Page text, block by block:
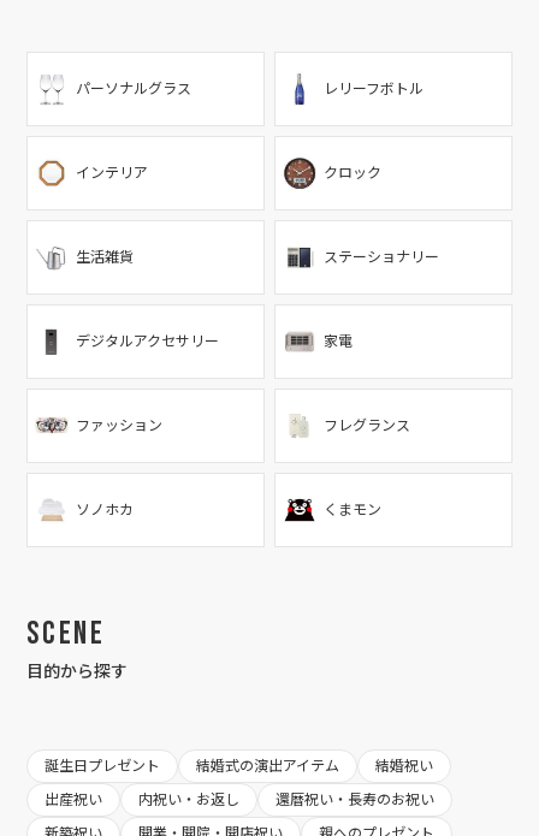
パーソナルグラス レリーフボトル
インテリア クロック
生活雑貨 ステーショナリー
デジタルアクセサリー 家電
ファッション フレグランス
ソノホカ くまモン
Scene
目的から探す
誕生日プレゼント 結婚式の演出アイテム
結婚祝い
出産祝い
内祝い・お返し
還暦祝い・長寿のお祝い